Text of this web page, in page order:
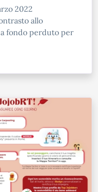
2022
allo
fondo perduto per